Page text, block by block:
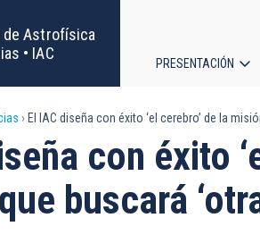
Astrofísica
• IAC
principal
PRESENTACIÓN
El IAC diseña con éxito ‘el cerebro’ de la
con éxito
buscará